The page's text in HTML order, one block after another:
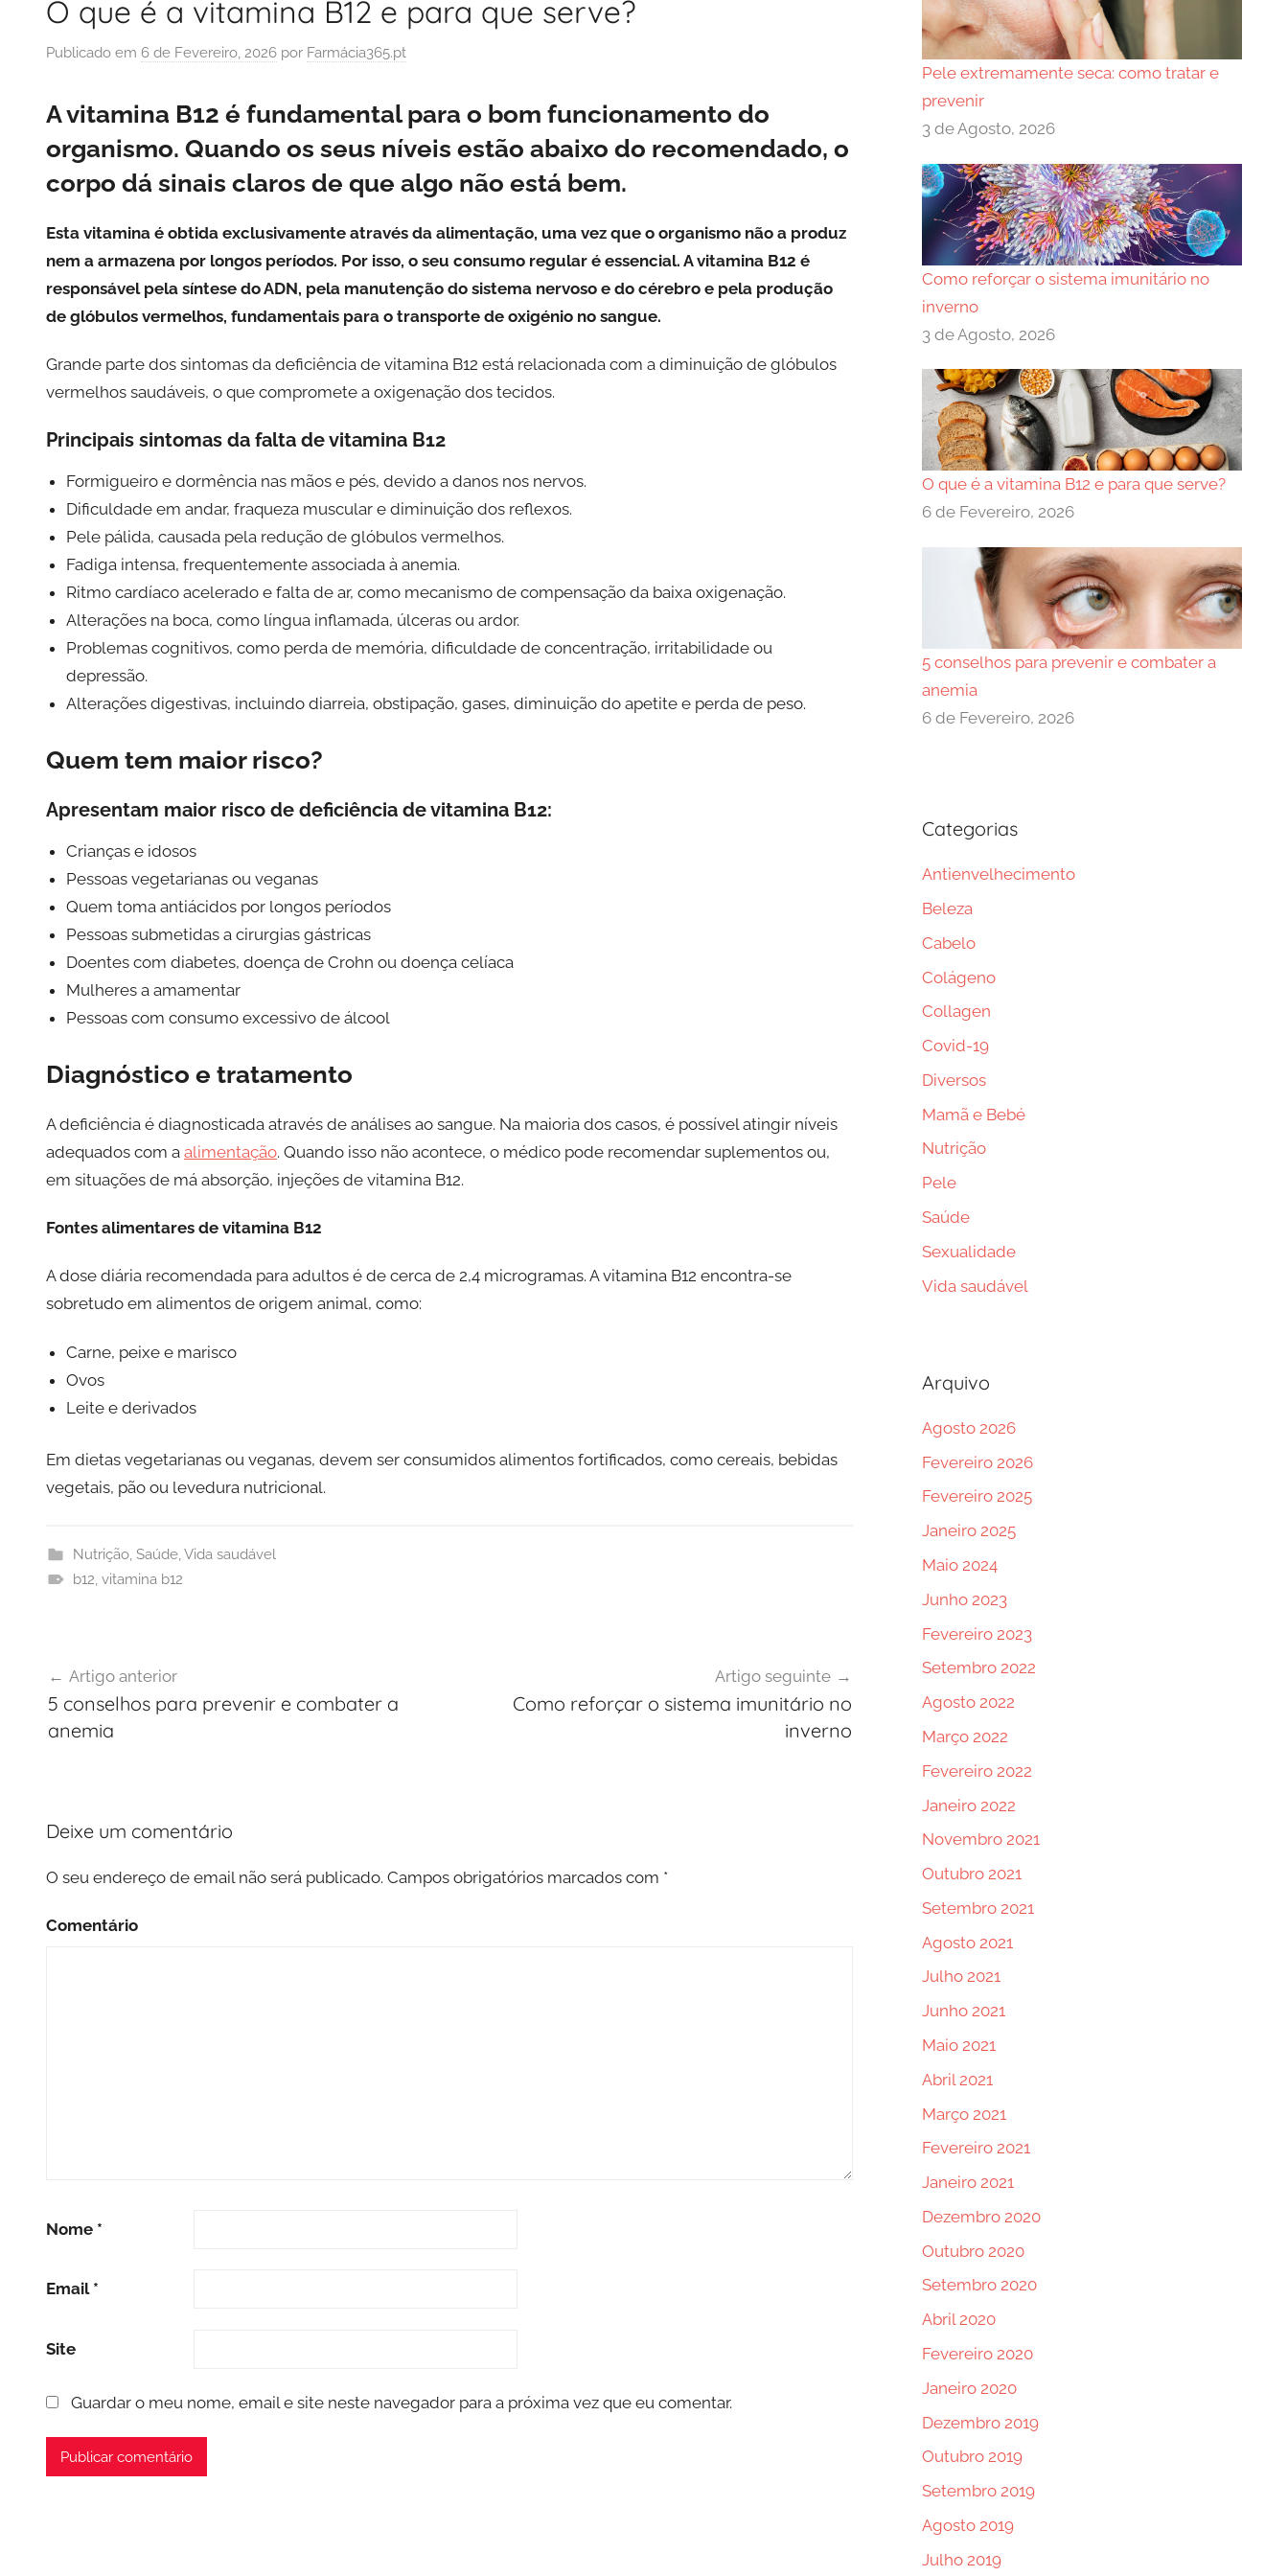
O que é a vitamina B12 e para que serve?
Publicado em 6 de Fevereiro, 2026 por Farmácia365.pt
A vitamina B12 é fundamental para o bom funcionamento do
organismo. Quando os seus níveis estão abaixo do recomendado, o
corpo dá sinais claros de que algo não está bem.
Esta vitamina é obtida exclusivamente através da alimentação, uma vez que o organismo não a produz
nem a armazena por longos períodos. Por isso, o seu consumo regular é essencial. A vitamina B12 é
responsável pela síntese do ADN, pela manutenção do sistema nervoso e do cérebro e pela produção
de glóbulos vermelhos, fundamentais para o transporte de oxigénio no sangue.
Grande parte dos sintomas da deficiência de vitamina B12 está relacionada com a diminuição de glóbulos
vermelhos saudáveis, o que compromete a oxigenação dos tecidos.
Principais sintomas da falta de vitamina B12
Formigueiro e dormência nas mãos e pés, devido a danos nos nervos.
Dificuldade em andar, fraqueza muscular e diminuição dos reflexos.
Pele pálida, causada pela redução de glóbulos vermelhos.
Fadiga intensa, frequentemente associada à anemia.
Ritmo cardíaco acelerado e falta de ar, como mecanismo de compensação da baixa oxigenação.
Alterações na boca, como língua inflamada, úlceras ou ardor.
Problemas cognitivos, como perda de memória, dificuldade de concentração, irritabilidade ou
depressão.
Alterações digestivas, incluindo diarreia, obstipação, gases, diminuição do apetite e perda de peso.
Quem tem maior risco?
Apresentam maior risco de deficiência de vitamina B12:
Crianças e idosos
Pessoas vegetarianas ou veganas
Quem toma antiácidos por longos períodos
Pessoas submetidas a cirurgias gástricas
Doentes com diabetes, doença de Crohn ou doença celíaca
Mulheres a amamentar
Pessoas com consumo excessivo de álcool
Diagnóstico e tratamento
A deficiência é diagnosticada através de análises ao sangue. Na maioria dos casos, é possível atingir níveis
adequados com a alimentação. Quando isso não acontece, o médico pode recomendar suplementos ou,
em situações de má absorção, injeções de vitamina B12.
Fontes alimentares de vitamina B12
A dose diária recomendada para adultos é de cerca de 2,4 microgramas. A vitamina B12 encontra-se
sobretudo em alimentos de origem animal, como:
Carne, peixe e marisco
Ovos
Leite e derivados
Em dietas vegetarianas ou veganas, devem ser consumidos alimentos fortificados, como cereais, bebidas
vegetais, pão ou levedura nutricional.
Nutrição, Saúde,Vida saudável
b12, vitamina b12
de
artigos
Artigo anterior
5 conselhos para prevenir e combater a
anemia
Artigo seguinte
Como reforçar o sistema imunitário no
inverno
Deixe um comentário
O seu endereço de email não será publicado. Campos obrigatórios marcados com *
Comentário
Nome *
Email *
Site
Guardar o meu nome, email e site neste navegador para a próxima vez que eu comentar.
Pele extremamente seca: como tratar e
prevenir
3 de Agosto, 2026
Como reforçar o sistema imunitário no
inverno
3 de Agosto, 2026
O que é a vitamina B12 e para que serve?
6 de Fevereiro, 2026
5 conselhos para prevenir e combater a
anemia
6 de Fevereiro, 2026
Categorias
Antienvelhecimento
Beleza
Cabelo
Colágeno
Collagen
Covid-19
Diversos
Mamã e Bebé
Nutrição
Pele
Saúde
Sexualidade
Vida saudável
Arquivo
Agosto 2026
Fevereiro 2026
Fevereiro 2025
Janeiro 2025
Maio 2024
Junho 2023
Fevereiro 2023
Setembro 2022
Agosto 2022
Março 2022
Fevereiro 2022
Janeiro 2022
Novembro 2021
Outubro 2021
Setembro 2021
Agosto 2021
Julho 2021
Junho 2021
Maio 2021
Abril 2021
Março 2021
Fevereiro 2021
Janeiro 2021
Dezembro 2020
Outubro 2020
Setembro 2020
Abril 2020
Fevereiro 2020
Janeiro 2020
Dezembro 2019
Outubro 2019
Setembro 2019
Agosto 2019
Julho 2019